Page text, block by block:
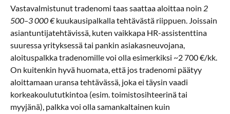
Vastavalmistunut tradenomi taas saattaa aloittaa noin 2
500–3 000 €kuukausipalkalla tehtävästä riippuen. Joissain
asiantuntijatehtävissä, kuten vaikkapa HR-assistenttina
suuressa yrityksessä tai pankin asiakasneuvojana,
aloituspalkka tradenomille voi olla esimerkiksi ~2 700 €/kk.
On kuitenkin hyvä huomata, että jos tradenomi päätyy
aloittamaan uransa tehtävässä, joka ei täysin vaadi
korkeakoulututkintoa (esim. toimistosihteerinä tai
myyjänä), palkka voi olla samankaltainen kuin